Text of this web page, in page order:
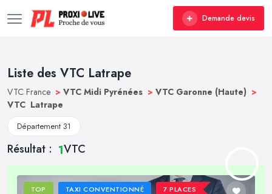
Demande devis
Liste des VTC Latrape
VTC France > VTC Midi Pyrénées > VTC Garonne (Haute) >
VTC Latrape
Département 31
Résultat : 1VTC
TOP TAXI CONVENTIONNÉ 7 PLACES